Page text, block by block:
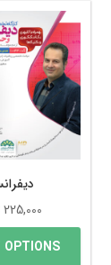
225,000
OPTIONS